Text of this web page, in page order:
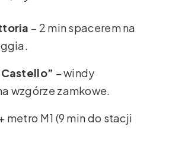
– 2 min spacerem na
– windy
wzgórze zamkowe.
metro M1 (9 min do stacji